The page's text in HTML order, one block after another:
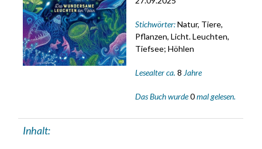
Stichwörter:Natur, Tiere,
Pflanzen, Licht. Leuchten,
Tiefsee; Höhlen
Lesealter ca.8 Jahre
Das Buch wurde0mal gelesen.
Inhalt: